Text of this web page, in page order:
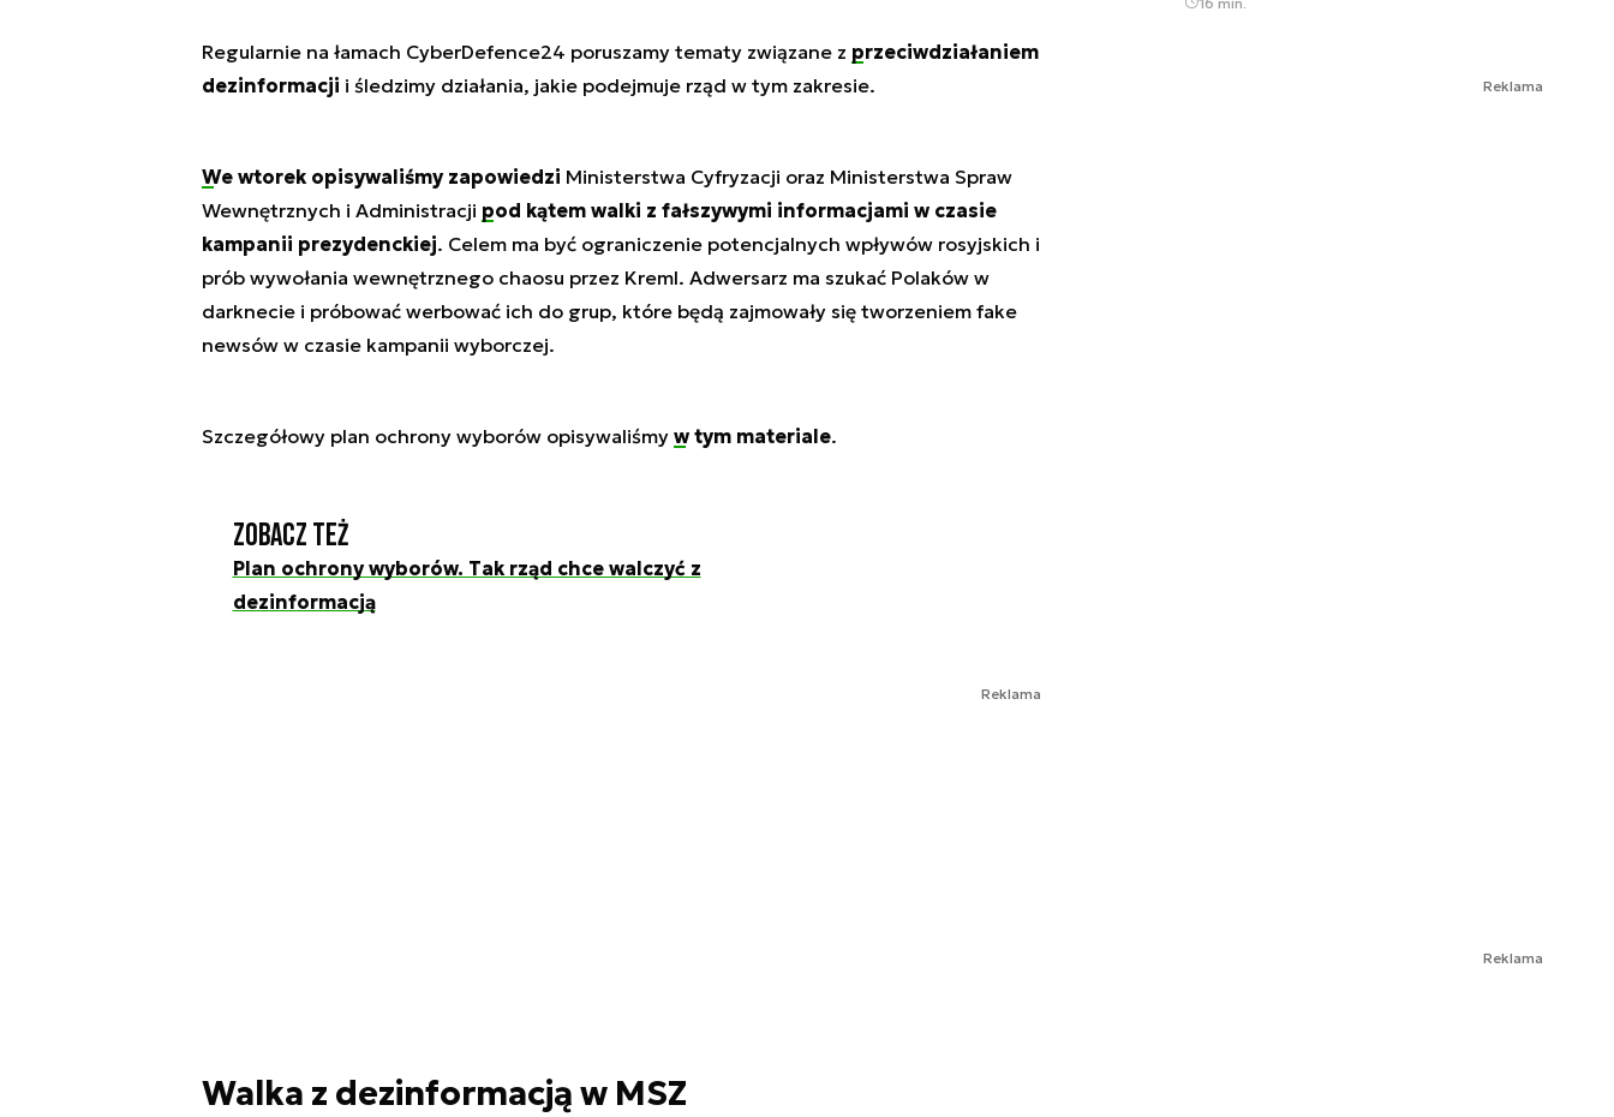
Regularnie na łamach CyberDefence24 poruszamy tematy związane z przeciwdziałaniem
dezinformacji i śledzimy działania, jakie podejmuje rząd w tym zakresie.
We wtorek opisywaliśmy zapowiedzi Ministerstwa Cyfryzacji oraz Ministerstwa Spraw
Wewnętrznych i Administracji pod kątem walki z fałszywymi informacjami w czasie
kampanii prezydenckiej. Celem ma być ograniczenie potencjalnych wpływów rosyjskich i
prób wywołania wewnętrznego chaosu przez Kreml. Adwersarz ma szukać Polaków w
darknecie i próbować werbować ich do grup, które będą zajmowały się tworzeniem fake
newsów w czasie kampanii wyborczej.
Szczegółowy plan ochrony wyborów opisywaliśmy w tym materiale.
Zobacz też
Plan ochrony wyborów. Tak rząd chce walczyć z
dezinformacją
Reklama
Walka z dezinformacją w MSZ
Reklama
Reklama